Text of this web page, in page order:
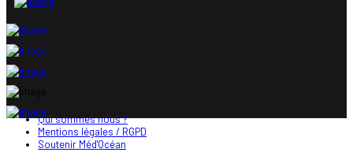
Qui sommes nous ?
Mentions légales / RGPD
Soutenir Méd'Océan